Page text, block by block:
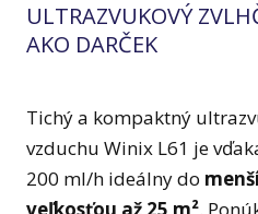
ULTRAZVUKOVÝ
AKO DARČEK
Tichý a kompaktný
vzduchu Winix L61 je
200 ml/h ideálny do